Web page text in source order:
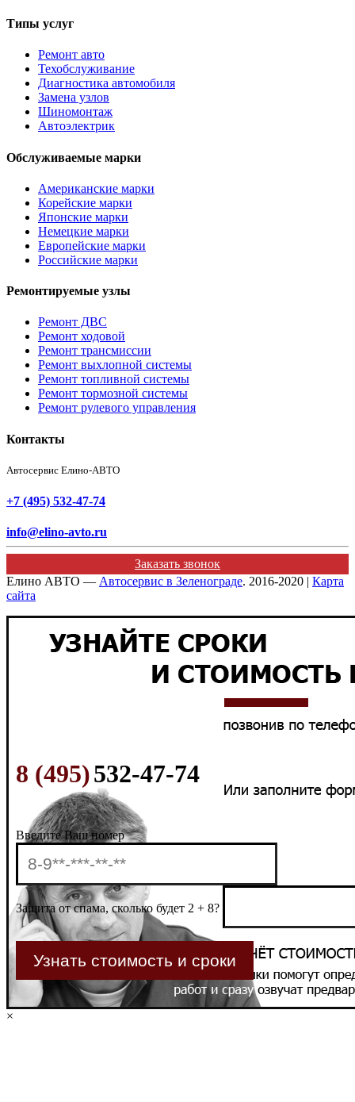
Типы услуг
Ремонт авто
Техобслуживание
Диагностика автомобиля
Замена узлов
Шиномонтаж
Автоэлектрик
Обслуживаемые марки
Американские марки
Корейские марки
Японские марки
Немецкие марки
Европейские марки
Российские марки
Ремонтируемые узлы
Ремонт ДВС
Ремонт ходовой
Ремонт трансмиссии
Ремонт выхлопной системы
Ремонт топливной системы
Ремонт тормозной системы
Ремонт рулевого управления
Контакты
Автосервис Елино-АВТО
+7 (495) 532-47-74
info@elino-avto.ru
Заказать звонок
Елино АВТО — Автосервис в Зеленограде. 2016-2020 | Карта
сайта
8 (495)532-47-74
Введите Ваш номер
Защита от спама, сколько будет 2 + 8?
×